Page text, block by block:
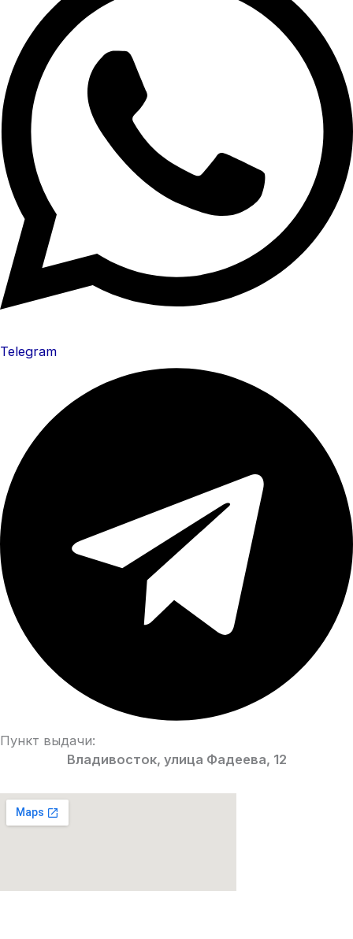
Telegram
Пункт выдачи:
Владивосток, улица Фадеева, 12